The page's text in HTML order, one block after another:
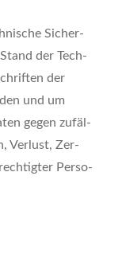
Sicher­
der Tech­
der
und um
gegen zufäl­
Ver­lust, Zer­
Per­so­